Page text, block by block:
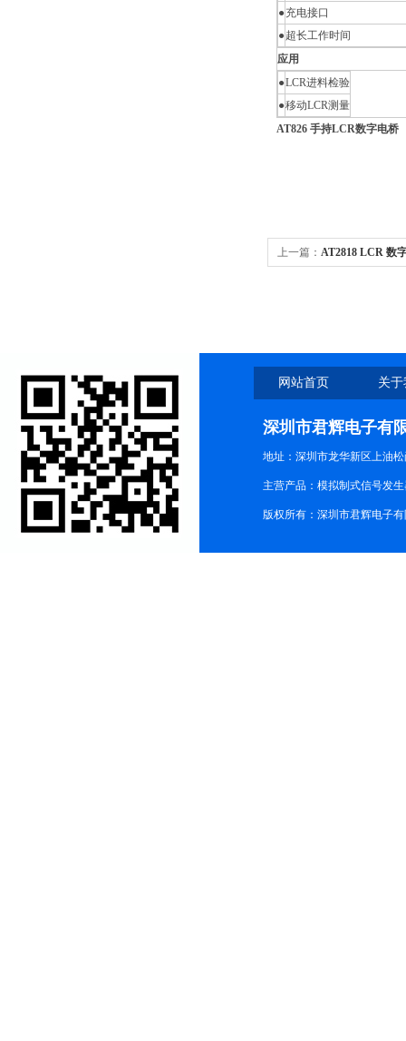
●充电接口
●超长工作时间
应用
●LCR进料检验
●移动LCR测量
AT826 手持LCR数字电桥
上一篇： AT2818 LCR 数
网站首页 关
深圳市君辉电子有
地址：深圳市龙华新区上油松
主营产品：模拟制式信号发
版权所有：深圳市君辉电子